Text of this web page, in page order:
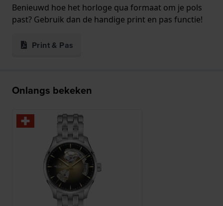
Benieuwd hoe het horloge qua formaat om je pols
past? Gebruik dan de handige print en pas functie!
Print & Pas
Onlangs bekeken